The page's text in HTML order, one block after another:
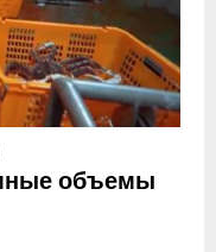
объемы